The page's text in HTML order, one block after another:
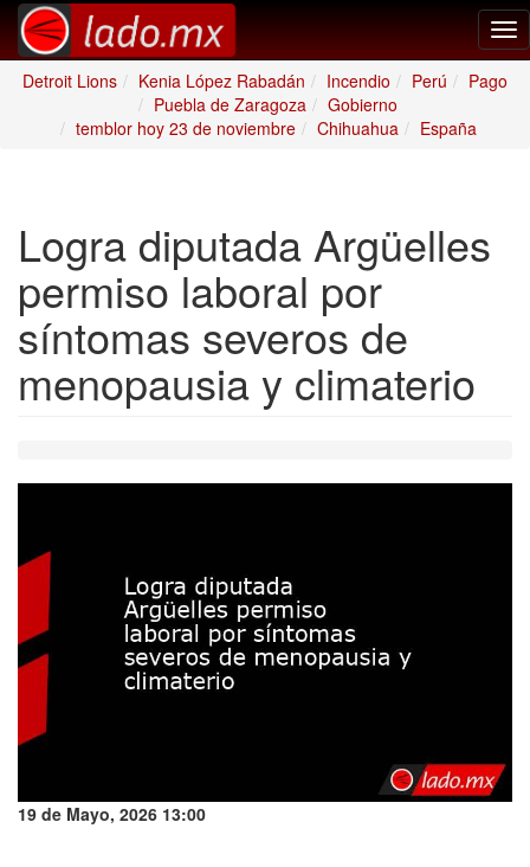
Detroit Lions
Kenia López Rabadán Incendio Perú
Pago
Puebla de Zaragoza
Gobierno
temblor hoy 23 de noviembre
Chihuahua España
Logra diputada Argüelles
permiso laboral por
síntomas severos de
menopausia y climaterio
19 de Mayo, 2026 13:00